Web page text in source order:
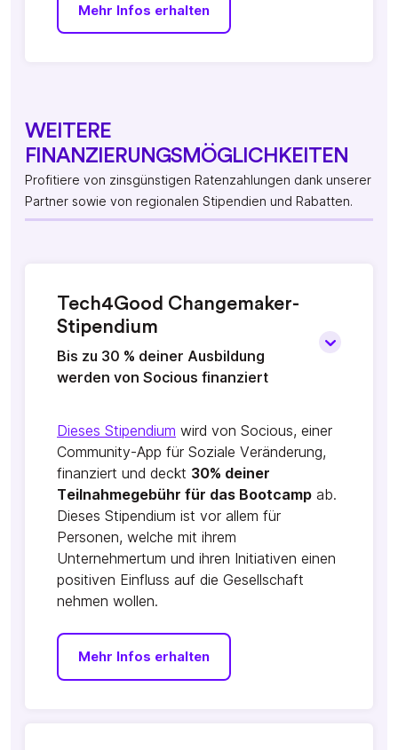
Mehr Infos erhalten
WEITERE
FINANZIERUNGSMÖGLICHKEITEN
Profitiere von zinsgünstigen Ratenzahlungen dank unserer
Partner sowie von regionalen Stipendien und Rabatten.
Tech4Good Changemaker-
Stipendium
Bis zu 30 % deiner Ausbildung
werden von Socious finanziert
Dieses Stipendium wird von Socious, einer
Community-App für Soziale Veränderung,
finanziert und deckt 30% deiner
Teilnahmegebühr für das Bootcamp ab.
Dieses Stipendium ist vor allem für
Personen, welche mit ihrem
Unternehmertum und ihren Initiativen einen
positiven Einfluss auf die Gesellschaft
nehmen wollen.
Mehr Infos erhalten